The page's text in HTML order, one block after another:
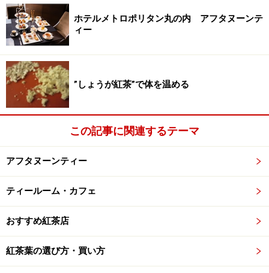
「高貴ハマナスティー」の発売元 カイゲンによれば、
現在わかっているハマナスの主な作用は
１．血中中性脂肪低下作用
２．整腸作用
３．消化酵素阻害作用
４．抗酸化作用
が挙げられています。研究はさらに進行中で美容や生活
習慣病予防への効果も期待されているようです。
■協力：株式会社 カイゲン
※記事内容は執筆時点のものです。最新の内容をご確認くださ
い。
※メニューや料金などのデータは、取材時または記事公開時点で
の内容です。
ホテルメトロポリタン丸の内 アフタヌーンテ
ィー
”しょうが紅茶”で体を温める
この記事に関連するテーマ
アフタヌーンティー
ティールーム・カフェ
おすすめ紅茶店
紅茶葉の選び方・買い方